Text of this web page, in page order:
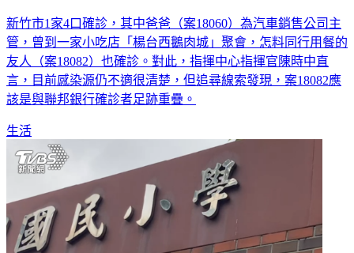
新竹市1家4口確診，其中爸爸（案18060）為汽車銷售公司主
管，曾到一家小吃店「楊台西鵝肉城」聚會，怎料同行用餐的
友人（案18082）也確診。對此，指揮中心指揮官陳時中直
言，目前感染源仍不適很清楚，但追尋線索發現，案18082應
該是與聯邦銀行確診者足跡重疊。
生活